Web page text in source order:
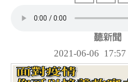
2021-06-06 17:57